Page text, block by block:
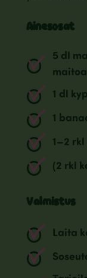
Ainesosat
5 dl
maitoa
1 dl
1
1–2
(2 rkl
Valmistus
Laita